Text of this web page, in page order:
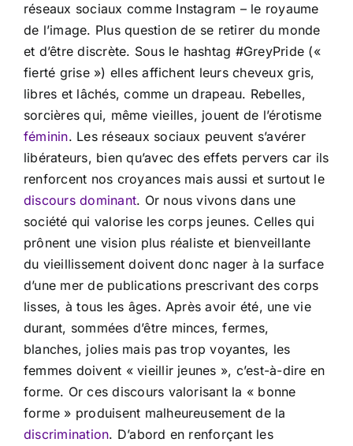
réseaux sociaux comme Instagram – le royaume
de l’image. Plus question de se retirer du monde
et d’être discrète. Sous le hashtag #GreyPride («
fierté grise ») elles affichent leurs cheveux gris,
libres et lâchés, comme un drapeau. Rebelles,
sorcières qui, même vieilles, jouent de l’érotisme
féminin. Les réseaux sociaux peuvent s’avérer
libérateurs, bien qu’avec des effets pervers car ils
renforcent nos croyances mais aussi et surtout le
discours dominant. Or nous vivons dans une
société qui valorise les corps jeunes. Celles qui
prônent une vision plus réaliste et bienveillante
du vieillissement doivent donc nager à la surface
d’une mer de publications prescrivant des corps
lisses, à tous les âges. Après avoir été, une vie
durant, sommées d’être minces, fermes,
blanches, jolies mais pas trop voyantes, les
femmes doivent « vieillir jeunes », c’est-à-dire en
forme. Or ces discours valorisant la « bonne
forme » produisent malheureusement de la
discrimination. D’abord en renforçant les